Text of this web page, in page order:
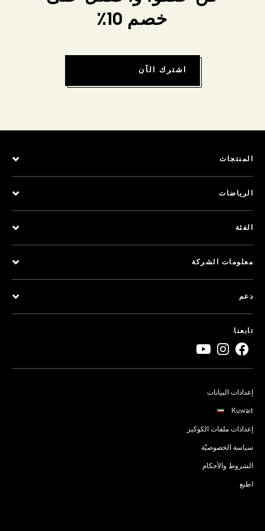
خصم 10٪
اشترك الآن
المنتجات
الرياضات
الفئة
معلومات الشركة
دعم
تابعنا
إعدادات البيانات
Kuwait
إعدادات ملفات الكوكيز
سياسة الخصوصيّة
الشروط والأحكام
اطبع